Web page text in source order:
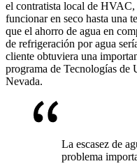
el contratista local de HVAC,
funcionar en seco hasta una
que el ahorro de agua en
de refrigeración por agua
cliente obtuviera una
programa de Tecnologías de
Nevada.
La escasez de
problema